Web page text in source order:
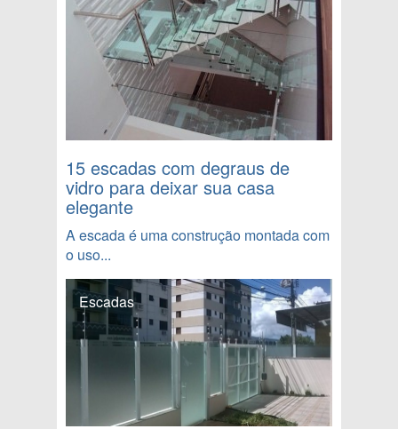
15 escadas com degraus de
vidro para deixar sua casa
elegante
A escada é uma construção montada com
o uso...
Escadas